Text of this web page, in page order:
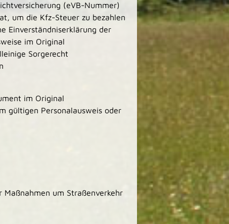
(eVB-Nummer)
um die Kfz-Steuer zu bezahlen
Einverständniserklärung der
im Original
Sorgerecht
im Original
gültigen Personalausweis oder
Maßnahmen um Straßenverkehr